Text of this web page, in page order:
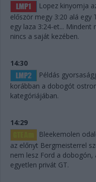
Lopez kinyomja
először megy 3:20 alá
egy laza 3:24-et...
nincs a saját kezében.
14:30
Példás
korábban a dobogót
kategóriájában.
14:29
Bleekemolen
az előnyt Bergmeisterrel
nem lesz Ford a
egyetlen privát GT.